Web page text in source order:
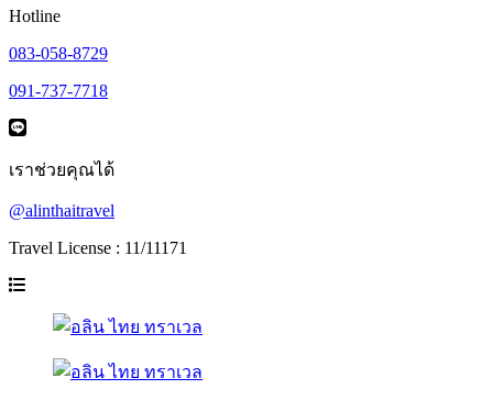
Hotline
083-058-8729
091-737-7718
เราช่วยคุณได้
@alinthaitravel
Travel License : 11/11171